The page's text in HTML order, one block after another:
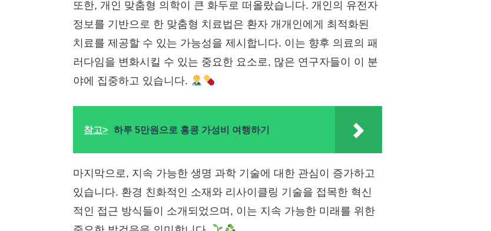
또한, 개인 맞춤형 의학이 큰 화두로 떠올랐습니다. 개인의 유전자
정보를 기반으로 한 맞춤형 치료법은 환자 개개인에게 최적화된
치료를 제공할 수 있는 가능성을 제시합니다. 이는 향후 의료의 패
러다임을 변화시킬 수 있는 중요한 요소로, 많은 연구자들이 이 분
야에 집중하고 있습니다.
참고> 하루 5만원으로 홍콩 가성비 여행하기
마지막으로, 지속 가능한 생명 과학 기술에 대한 관심이 증가하고
있습니다. 환경 친화적인 소재와 리사이클링 기술을 접목한 혁신
적인 접근 방식들이 소개되었으며, 이는 지속 가능한 미래를 위한